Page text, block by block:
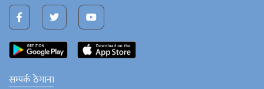
सम्पर्क ठेगाना